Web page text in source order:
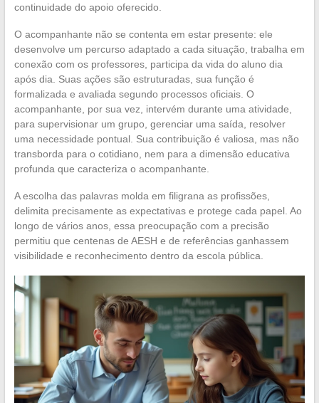
continuidade do apoio oferecido.
O acompanhante não se contenta em estar presente: ele
desenvolve um percurso adaptado a cada situação, trabalha em
conexão com os professores, participa da vida do aluno dia
após dia. Suas ações são estruturadas, sua função é
formalizada e avaliada segundo processos oficiais. O
acompanhante, por sua vez, intervém durante uma atividade,
para supervisionar um grupo, gerenciar uma saída, resolver
uma necessidade pontual. Sua contribuição é valiosa, mas não
transborda para o cotidiano, nem para a dimensão educativa
profunda que caracteriza o acompanhante.
A escolha das palavras molda em filigrana as profissões,
delimita precisamente as expectativas e protege cada papel. Ao
longo de vários anos, essa preocupação com a precisão
permitiu que centenas de AESH e de referências ganhassem
visibilidade e reconhecimento dentro da escola pública.